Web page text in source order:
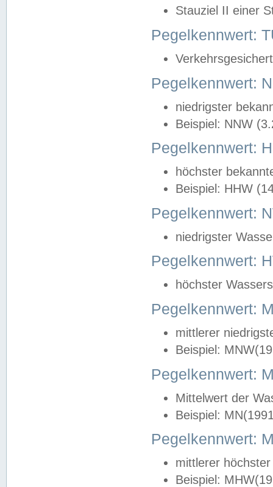
Stauziel II einer
Pegelkennwert:
Pegelkennwert:
niedrigster
Beispiel: NNW
Pegelkennwert:
höchster
Beispiel: HHW
Pegelkennwert:
niedrigster
Pegelkennwert:
höchster
Pegelkennwert:
mittlerer
Beispiel:
Pegelkennwert:
Mittelwert der
Beispiel:
Pegelkennwert:
mittlerer
Beispiel: